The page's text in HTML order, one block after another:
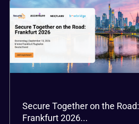
Secure Together on the Road:
Frankfurt 2026...